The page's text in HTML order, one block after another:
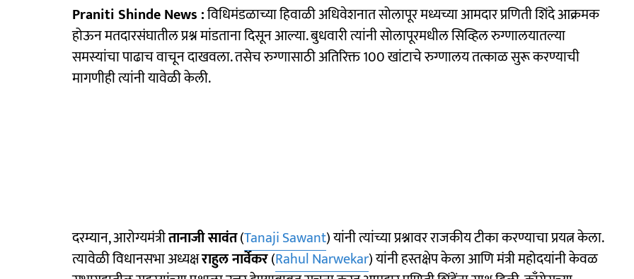
Praniti Shinde News :विधिमंडळाच्या हिवाळी अधिवेशनात सोलापूर मध्यच्या आमदार प्रणिती शिंदे आक्रमक
होऊन मतदारसंघातील प्रश्न मांडताना दिसून आल्या. बुधवारी त्यांनी सोलापूरमधील सिव्हिल रुग्णालयातल्या
समस्यांचा पाढाच वाचून दाखवला. तसेच रुग्णासाठी अतिरिक्त 100 खांटाचे रुग्णालय तत्काळ सुरू करण्याची
मागणीही त्यांनी यावेळी केली.
दरम्यान, आरोग्यमंत्रीतानाजी सावंत(Tanaji Sawant) यांनी त्यांच्या प्रश्नावर राजकीय टीका करण्याचा प्रयत्न केला.
त्यावेळी विधानसभा अध्यक्षराहुल नार्वेकर(Rahul Narwekar) यांनी हस्तक्षेप केला आणि मंत्री महोदयांनी केवळ